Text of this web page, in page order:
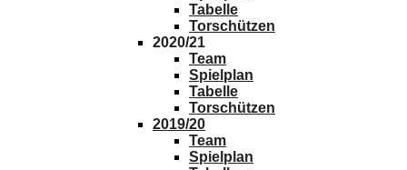
Tabelle
Torschützen
2020/21
Team
Spielplan
Tabelle
Torschützen
2019/20
Team
Spielplan